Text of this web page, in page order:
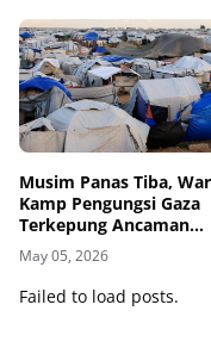
Musim Panas Tiba,
Kamp Pengungsi Gaza
Terkepung Ancaman
Penyakit Kulit
May 05, 2026
Failed to load posts.